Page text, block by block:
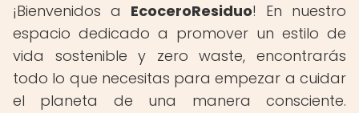
¡Bienvenidos a EcoceroResiduo! En nuestro
espacio dedicado a promover un estilo de
vida sostenible y zero waste, encontrarás
todo lo que necesitas para empezar a cuidar
el planeta de una manera consciente.